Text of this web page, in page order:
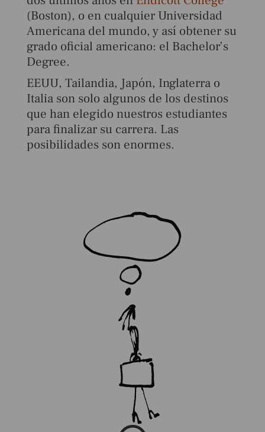
(Boston), o en cualquier Universidad
Americana del mundo, y así obtener su
grado oficial americano: el Bachelor’s
Degree.
EEUU, Tailandia, Japón, Inglaterra o
Italia son solo algunos de los destinos
que han elegido nuestros estudiantes
para finalizar su carrera. Las
posibilidades son enormes.